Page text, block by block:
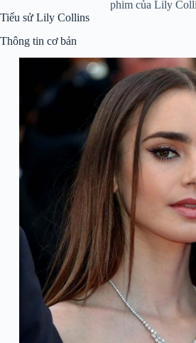
phim của Lily
Tiểu sử Lily Collins
Thông tin cơ bản